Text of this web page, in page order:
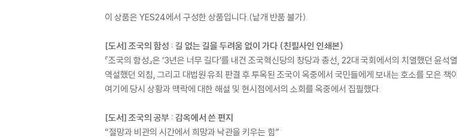
이 상품은 YES24에서 구성한 상품입니다.(낱개 반품 불가).
[도서] 조국의 함성 : 길 없는 길을 두려움 없이 가다 (친필사인 인쇄본)
『조국의 함성』은 ‘3년은 너무 길다’를 내건 조국혁신당의 창당과 총선, 22대 국회에서의 치열했던 윤
역설했던 외침, 그리고 대법원 유죄 판결 후 투옥된 조국이 옥중에서 국민들에게 보내는 호소를 모은
여기에 당시 상황과 맥락에 대한 해설 및 현시점에서의 소회를 옥중에서 집필했다.
[도서] 조국의 공부 : 감옥에서 쓴 편지
“절망과 비관의 시간에서 희망과 낙관을 키우는 힘”